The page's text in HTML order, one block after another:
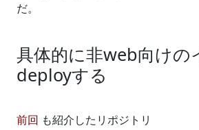
だ。
具体的に非web向けの
deployする
前回 も紹介したリポジトリ